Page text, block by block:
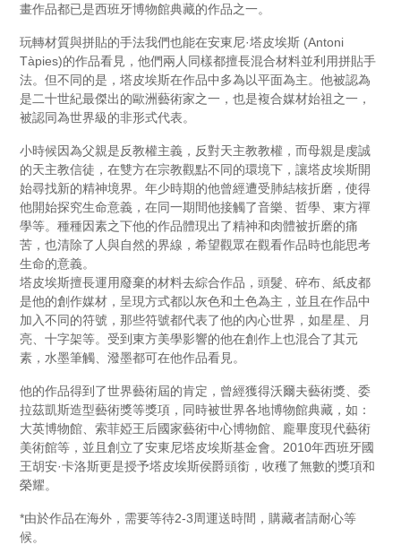
畫作品都已是西班牙博物館典藏的作品之一。
玩轉材質與拼貼的手法我們也能在安東尼·塔皮埃斯 (Antoni
Tàpies)的作品看見，他們兩人同樣都擅長混合材料並利用拼貼手
法。但不同的是，塔皮埃斯在作品中多為以平面為主。他被認為
是二十世紀最傑出的歐洲藝術家之一，也是複合媒材始祖之一，
被認同為世界級的非形式代表。
小時候因為父親是反教權主義，反對天主教教權，而母親是虔誠
的天主教信徒，在雙方在宗教觀點不同的環境下，讓塔皮埃斯開
始尋找新的精神境界。年少時期的他曾經遭受肺結核折磨，使得
他開始探究生命意義，在同一期間他接觸了音樂、哲學、東方禪
學等。種種因素之下他的作品體現出了精神和肉體被折磨的痛
苦，也清除了人與自然的界線，希望觀眾在觀看作品時也能思考
生命的意義。
塔皮埃斯擅長運用廢棄的材料去綜合作品，頭髮、碎布、紙皮都
是他的創作媒材，呈現方式都以灰色和土色為主，並且在作品中
加入不同的符號，那些符號都代表了他的內心世界，如星星、月
亮、十字架等。受到東方美學影響的他在創作上也混合了其元
素，水墨筆觸、潑墨都可在他作品看見。
他的作品得到了世界藝術屆的肯定，曾經獲得沃爾夫藝術獎、委
拉茲凱斯造型藝術獎等獎項，同時被世界各地博物館典藏，如：
大英博物館、索菲婭王后國家藝術中心博物館、龐畢度現代藝術
美術館等，並且創立了安東尼塔皮埃斯基金會。2010年西班牙國
王胡安·卡洛斯更是授予塔皮埃斯侯爵頭銜，收穫了無數的獎項和
榮耀。
*由於作品在海外，需要等待2-3周運送時間，購藏者請耐心等
候。